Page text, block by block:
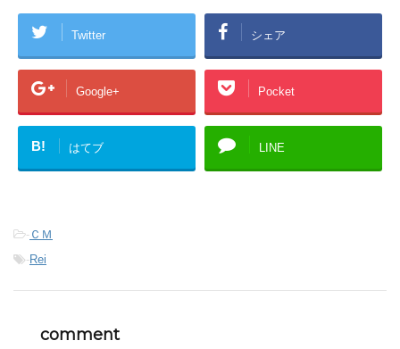
Twitter シェア
Google+ Pocket
B! はてブ LINE
- ＣＭ
-Rei
comment